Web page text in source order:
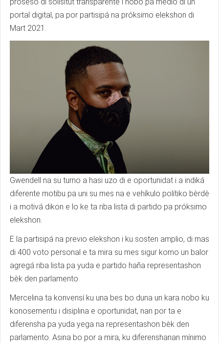
proseso di solisitut transparente i nobo pa medio di un
portal digital, pa por partisipá na próksimo elekshon di
Mart 2021.
Gwendell na su turno a hasi uzo di e oportunidat i a indiká
diferente motibu pa uni su mes na e vehíkulo polítiko bèrdè
i a motivá dikon e lo ke ta riba lista di partido pa próksimo
elekshon.
E la partisipá na previo elekshon i ku sosten amplio, di mas
di 400 voto personal e ta mira su mes sigur komo un balor
agregá riba lista pa yuda e partido haña representashon
bèk den parlamento.
Mercelina ta konvensí ku una bes bo duna un kara nobo ku
konosementu i disiplina e oportunidat, nan por ta e
diferensha pa yuda yega na representashon bèk den
parlamento. Asina bo por a mira, ku diferenshanan mínimo